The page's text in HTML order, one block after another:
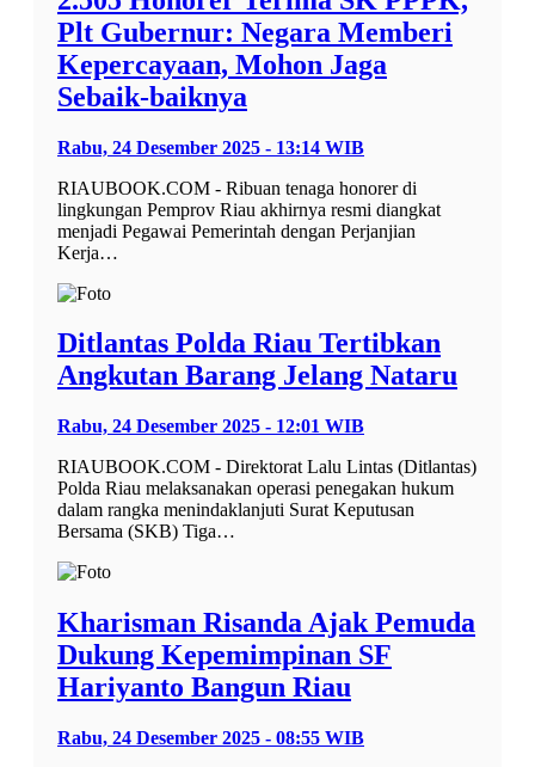
Plt Gubernur: Negara Memberi
Kepercayaan, Mohon Jaga
Sebaik-baiknya
Rabu, 24 Desember 2025 - 13:14 WIB
RIAUBOOK.COM - Ribuan tenaga honorer di
lingkungan Pemprov Riau akhirnya resmi diangkat
menjadi Pegawai Pemerintah dengan Perjanjian
Kerja…
Ditlantas Polda Riau Tertibkan
Angkutan Barang Jelang Nataru
Rabu, 24 Desember 2025 - 12:01 WIB
RIAUBOOK.COM - Direktorat Lalu Lintas (Ditlantas)
Polda Riau melaksanakan operasi penegakan hukum
dalam rangka menindaklanjuti Surat Keputusan
Bersama (SKB) Tiga…
Kharisman Risanda Ajak Pemuda
Dukung Kepemimpinan SF
Hariyanto Bangun Riau
Rabu, 24 Desember 2025 - 08:55 WIB